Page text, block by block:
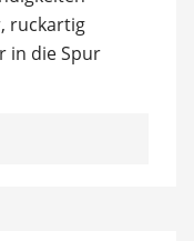
ruckartig
in die Spur